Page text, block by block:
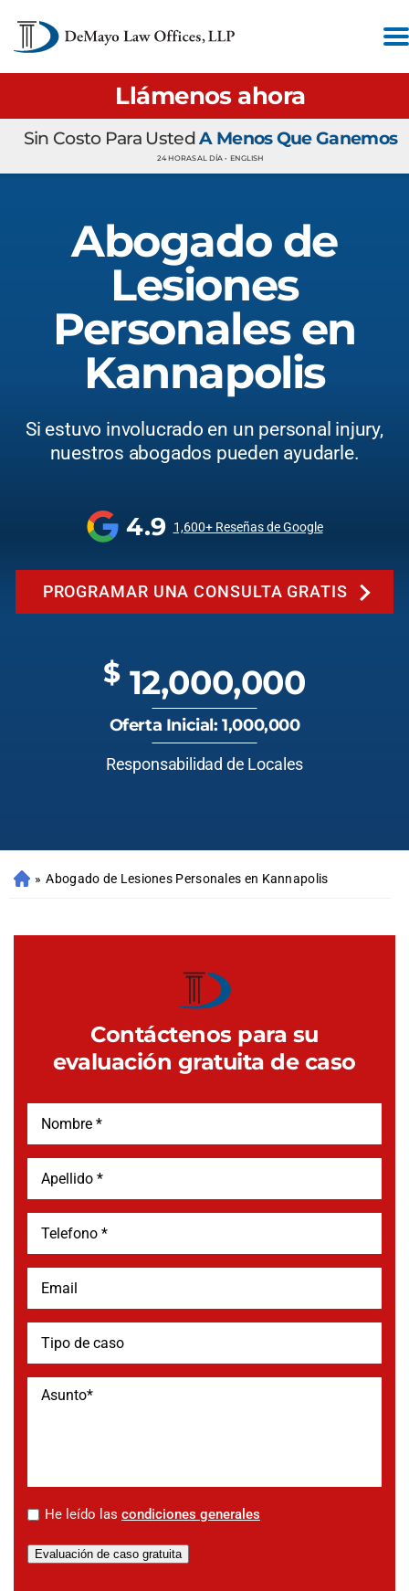
Llámenos ahora
Sin Costo Para UstedA Menos Que Ganemos
24 HORAS AL DÍA • ENGLISH
Abogado de
Lesiones
Personales en
Kannapolis
Si estuvo involucrado en un personal injury,
nuestros abogados pueden ayudarle.
4.9 1,600+ Reseñas de Google
PROGRAMAR UNA CONSULTA GRATIS
$ 12,000,000
Oferta Inicial: 1,000,000
Responsabilidad de Locales
» Abogado de Lesiones Personales en Kannapolis
Contáctenos para su
evaluación gratuita de caso
* He leído las condiciones generales
Evaluación de caso gratuita